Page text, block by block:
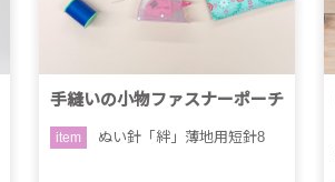
手縫いの小物ファスナーポーチ
item ぬい針「絆」薄地用短針8